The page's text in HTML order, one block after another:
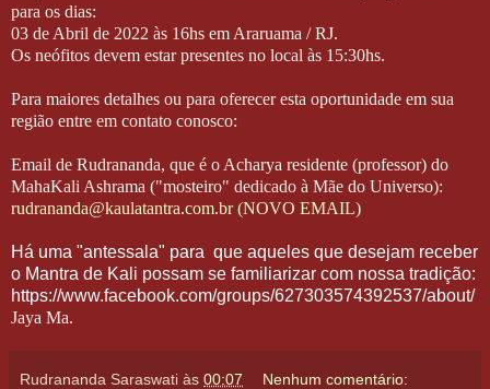
para os dias:
03 de Abril de 2022 às 16hs em Araruama / RJ.
Os neófitos devem estar presentes no local às 15:30hs.
Para maiores detalhes ou para oferecer esta oportunidade em sua
região entre em contato conosco:
Email de Rudrananda, que é o Acharya residente (professor) do
MahaKali Ashrama ("mosteiro" dedicado à Mãe do Universo):
rudrananda@kaulatantra.com.br (NOVO EMAIL)
Há uma "antessala" para que aqueles que desejam receber
o Mantra de Kali possam se familiarizar com nossa tradição:
https://www.facebook.com/groups/627303574392537/about/
Jaya Ma.
Rudrananda Saraswati às 00:07 Nenhum comentário: